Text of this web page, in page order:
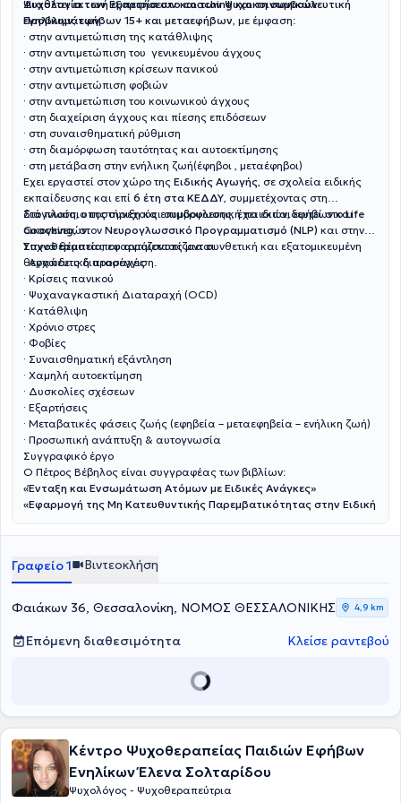
Ψυχολογία των Εξαρτήσεων και των Ψυχοκοινωνικών
Προβλημάτων.
Διαθέτειεκτενή εμπειρία στο coaching και τη συμβουλευτική
ενηλίκων, εφήβων 15+ και μεταεφήβων, με έμφαση:
· στην αντιμετώπιση της κατάθλιψης
· στην αντιμετώπιση του γενικευμένου άγχους
· στην αντιμετώπιση κρίσεων πανικού
· στην αντιμετώπιση φοβιών
· στην αντιμετώπιση του κοινωνικού άγχους
· στη διαχείριση άγχους και πίεσης επιδόσεων
· στη συναισθηματική ρύθμιση
· στη διαμόρφωση ταυτότητας και αυτοεκτίμησης
· στη μετάβαση στην ενήλικη ζωή(έφηβοι , μεταέφηβοι)
Έχει εργαστεί στον χώρο της Ειδικής Αγωγής, σε σχολεία ειδικής
εκπαίδευσης και επί 6 έτη στα ΚΕΔΔΥ, συμμετέχοντας στη
διάγνωση, υποστήριξη και συμβουλευτική παιδιών, εφήβων και
οικογενειών.
Στο πλαίσιο της συνεχούς επιμόρφωσης, έχει εκπαιδευτεί στοLife
Coaching, στον Νευρογλωσσικό Προγραμματισμό (NLP) και στην
Υπνοθεραπεία, εφαρμόζοντας μια συνθετική και εξατομικευμένη
θεραπευτική προσέγγιση.
Συχνά θέματα που αντιμετωπίζονται
·Αγχώδεις διαταραχές
· Κρίσεις πανικού
· Ψυχαναγκαστική Διαταραχή (OCD)
· Κατάθλιψη
· Χρόνιο στρες
· Φοβίες
· Συναισθηματική εξάντληση
· Χαμηλή αυτοεκτίμηση
· Δυσκολίες σχέσεων
· Εξαρτήσεις
· Μεταβατικές φάσεις ζωής (εφηβεία – μεταεφηβεία – ενήλικη ζωή)
· Προσωπική ανάπτυξη & αυτογνωσία
Συγγραφικό έργο
Ο Πέτρος Βέβηλος είναι συγγραφέας των βιβλίων:
«Ένταξη και Ενσωμάτωση Ατόμων με Ειδικές Ανάγκες»
«Εφαρμογή της Μη Κατευθυντικής Παρεμβατικότητας στην Ειδική
«Turn Panic to Power: Conquering Depression and Anxiety»
Γραφείο 1 Βιντεοκλήση
Φαιάκων 36, Θεσσαλονίκη, ΝΟΜΟΣ ΘΕΣΣΑΛΟΝΙΚΗΣ 4,9 km
Επόμενη διαθεσιμότητα Κλείσε ραντεβού
Κέντρο Ψυχοθεραπείας Παιδιών Εφήβων
Ενηλίκων Έλενα Σολταρίδου
Ψυχολόγος - Ψυχοθεραπεύτρια